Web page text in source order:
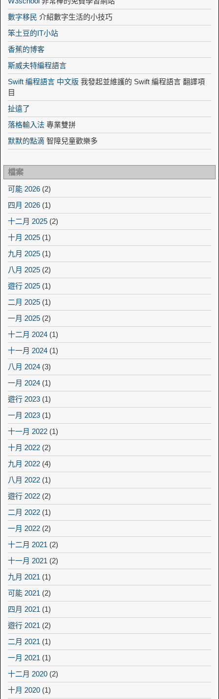
數字移民 介紹數字生活的小技巧
笨土豆的IT小站
香蕉的博客
斯威夫特編程語言
Swift 編程語言 中文版 我發起並維護的 Swift 編程語言 翻譯項
目
扯遠了
落格輸入法 專業雙拼
默默的點滴 智障兒童歡樂多
檔案
可能 2026 (2)
四月 2026 (1)
十二月 2025 (2)
十月 2025 (1)
九月 2025 (1)
八月 2025 (2)
遊行 2025 (1)
二月 2025 (1)
一月 2025 (2)
十二月 2024 (1)
十一月 2024 (1)
八月 2024 (3)
一月 2024 (1)
遊行 2023 (1)
一月 2023 (1)
十一月 2022 (1)
十月 2022 (2)
九月 2022 (4)
八月 2022 (1)
遊行 2022 (2)
二月 2022 (1)
一月 2022 (2)
十二月 2021 (2)
十一月 2021 (2)
九月 2021 (1)
可能 2021 (2)
四月 2021 (1)
遊行 2021 (2)
二月 2021 (1)
一月 2021 (1)
十二月 2020 (2)
十月 2020 (1)